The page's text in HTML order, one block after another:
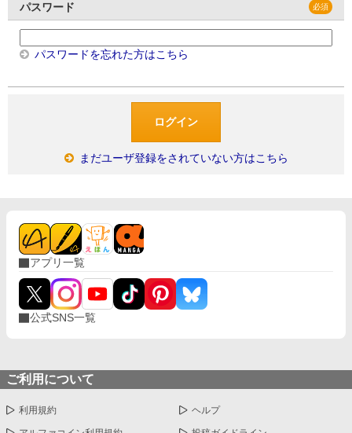
パスワード
パスワードを忘れた方はこちら
まだユーザ登録をされていない方はこちら
アプリ一覧
公式SNS一覧
ご利用について
利用規約 ヘルプ